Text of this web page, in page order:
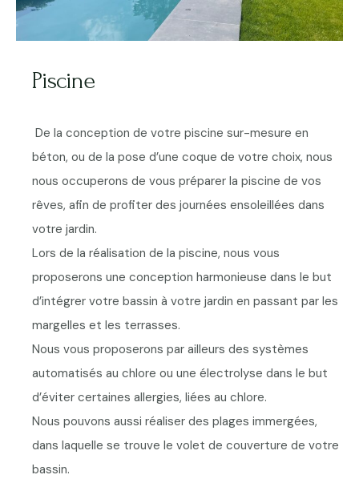
Piscine
De la conception de votre piscine sur-mesure en
béton, ou de la pose d’une coque de votre choix, nous
nous occuperons de vous préparer la piscine de vos
rêves, afin de profiter des journées ensoleillées dans
votre jardin.
Lors de la réalisation de la piscine, nous vous
proposerons une conception harmonieuse dans le but
d’intégrer votre bassin à votre jardin en passant par les
margelles et les terrasses.
Nous vous proposerons par ailleurs des systèmes
automatisés au chlore ou une électrolyse dans le but
d’éviter certaines allergies, liées au chlore.
Nous pouvons aussi réaliser des plages immergées,
dans laquelle se trouve le volet de couverture de votre
bassin.